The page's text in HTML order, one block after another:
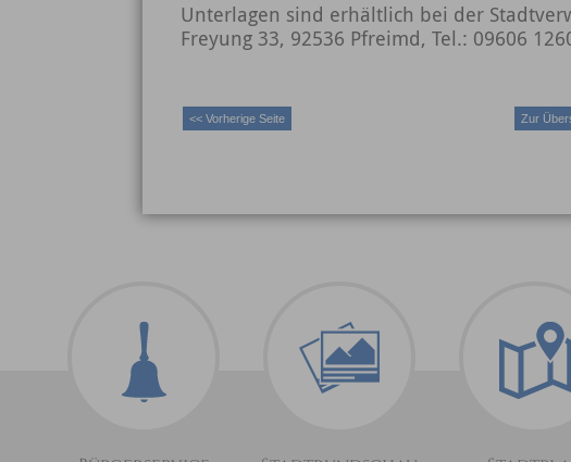
Unterlagen sind erhältlich bei der
Freyung 33, 92536 Pfreimd, Tel.: 09606
<< Vorherige Seite Zur